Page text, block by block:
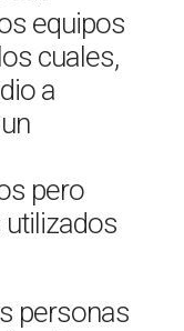
equipos
cuales,
a
pero
utilizados
personas